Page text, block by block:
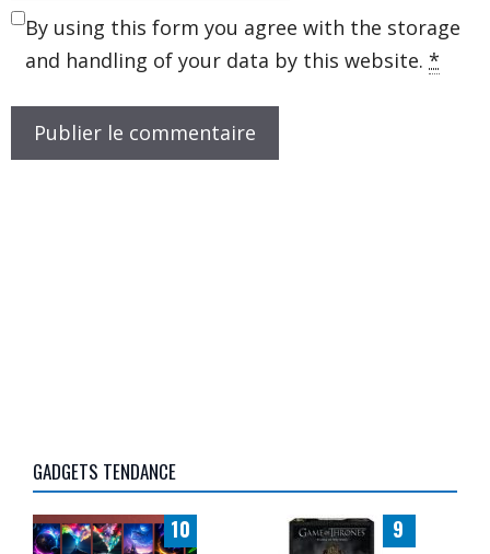
By using this form you agree with the storage
and handling of your data by this website. *
GADGETS TENDANCE
10 9